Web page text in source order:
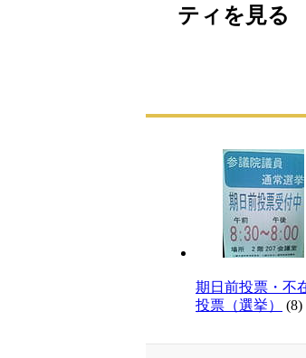
ティを見る
期日前投票・不
投票（選挙）
(8)